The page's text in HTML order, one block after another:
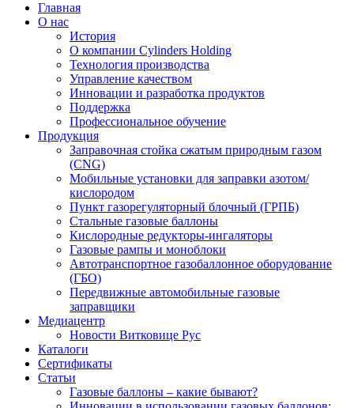
Главная
О нас
История
О компании Cylinders Holding
Технология производства
Управление качеством
Инновации и разработка продуктов
Поддержка
Профессиональное обучение
Продукция
Заправочная стойка сжатым природным газом
(CNG)
Мобильные установки для заправки азотом/
кислородом
Пункт газорегуляторный блочный (ГРПБ)
Стальные газовые баллоны
Кислородные редукторы-ингаляторы
Газовые рампы и моноблоки
Автотранспортное газобаллонное оборудование
(ГБО)
Передвижные автомобильные газовые
заправщики
Медиацентр
Новости Витковице Рус
Каталоги
Сертификаты
Статьи
Газовые баллоны – какие бывают?